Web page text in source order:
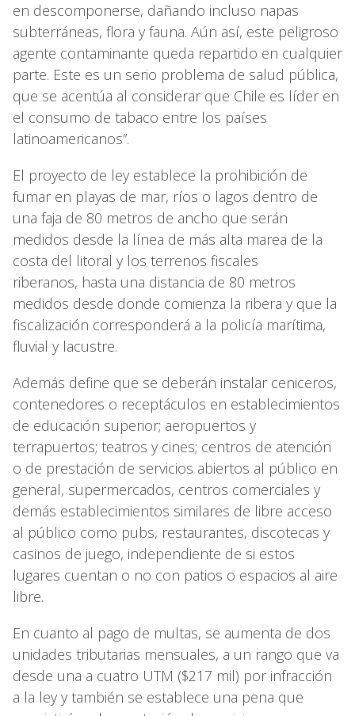
en descomponerse, dañando incluso napas
subterráneas, flora y fauna. Aún así, este peligroso
agente contaminante queda repartido en cualquier
parte. Este es un serio problema de salud pública,
que se acentúa al considerar que Chile es líder en
el consumo de tabaco entre los países
latinoamericanos”.
El proyecto de ley establece la prohibición de
fumar en playas de mar, ríos o lagos dentro de
una faja de 80 metros de ancho que serán
medidos desde la línea de más alta marea de la
costa del litoral y los terrenos fiscales
riberanos, hasta una distancia de 80 metros
medidos desde donde comienza la ribera y que la
fiscalización corresponderá a la policía marítima,
fluvial y lacustre.
Además define que se deberán instalar ceniceros,
contenedores o receptáculos en establecimientos
de educación superior; aeropuertos y
terrapuertos; teatros y cines; centros de atención
o de prestación de servicios abiertos al público en
general, supermercados, centros comerciales y
demás establecimientos similares de libre acceso
al público como pubs, restaurantes, discotecas y
casinos de juego, independiente de si estos
lugares cuentan o no con patios o espacios al aire
libre.
En cuanto al pago de multas, se aumenta de dos
unidades tributarias mensuales, a un rango que va
desde una a cuatro UTM ($217 mil) por infracción
a la ley y también se establece una pena que